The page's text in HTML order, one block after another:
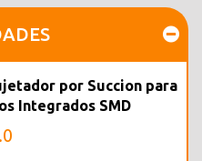
por Succion para
Integrados SMD